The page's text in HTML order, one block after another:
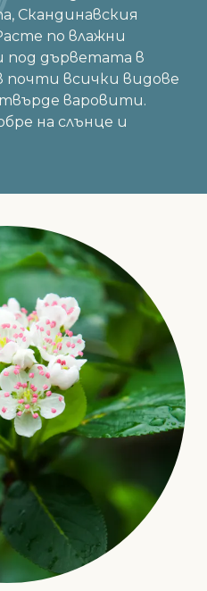
Скандинавския
по влажни
под дърветата в
почти всички видове
твърде варовити.
на слънце и